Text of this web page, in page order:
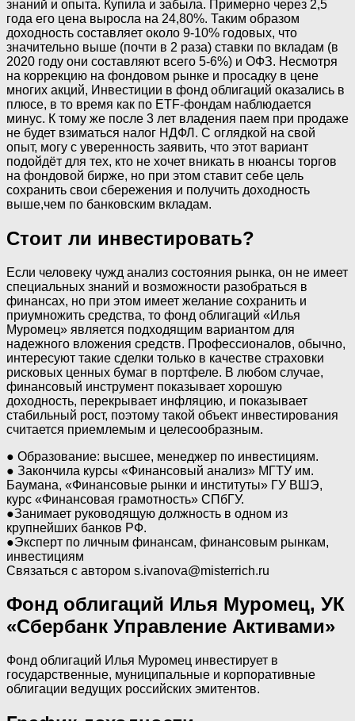
знаний и опыта. Купила и забыла. Примерно через 2,5
года его цена выросла на 24,80%. Таким образом
доходность составляет около 9-10% годовых, что
значительно выше (почти в 2 раза) ставки по вкладам (в
2020 году они составляют всего 5-6%) и ОФЗ. Несмотря
на коррекцию на фондовом рынке и просадку в цене
многих акций, Инвестиции в фонд облигаций оказались в
плюсе, в то время как по ETF-фондам наблюдается
минус. К тому же после 3 лет владения паем при продаже
не будет взиматься налог НДФЛ. С оглядкой на свой
опыт, могу с уверенность заявить, что этот вариант
подойдёт для тех, кто не хочет вникать в нюансы торгов
на фондовой бирже, но при этом ставит себе цель
сохранить свои сбережения и получить доходность
выше,чем по банковским вкладам.
Стоит ли инвестировать?
Если человеку чужд анализ состояния рынка, он не имеет
специальных знаний и возможности разобраться в
финансах, но при этом имеет желание сохранить и
приумножить средства, то фонд облигаций «Илья
Муромец» является подходящим вариантом для
надежного вложения средств. Профессионалов, обычно,
интересуют такие сделки только в качестве страховки
рисковых ценных бумаг в портфеле. В любом случае,
финансовый инструмент показывает хорошую
доходность, перекрывает инфляцию, и показывает
стабильный рост, поэтому такой объект инвестирования
считается приемлемым и целесообразным.
● Образование: высшее, менеджер по инвестициям.
● Закончила курсы «Финансовый анализ» МГТУ им.
Баумана, «Финансовые рынки и институты» ГУ ВШЭ,
курс «Финансовая грамотность» СПбГУ.
●Занимает руководящую должность в одном из
крупнейших банков РФ.
●Эксперт по личным финансам, финансовым рынкам,
инвестициям
Связаться с автором s.ivanova@misterrich.ru
Фонд облигаций Илья Муромец, УК
«Сбербанк Управление Активами»
Фонд облигаций Илья Муромец инвестирует в
государственные, муниципальные и корпоративные
облигации ведущих российских эмитентов.